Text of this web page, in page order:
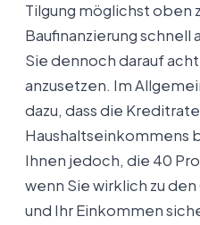
Tilgung möglichst oben
Baufinanzierung schnell
Sie dennoch darauf
anzusetzen. Im
dazu, dass die
Haushaltseinkommens
Ihnen jedoch, die 40
wenn Sie wirklich zu
und Ihr Einkommen